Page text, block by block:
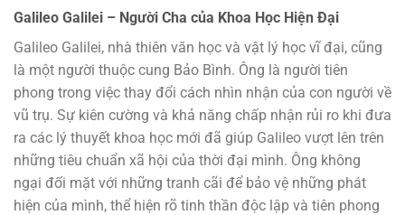
Galileo Galilei – Người Cha của Khoa Học Hiện Đại
Galileo Galilei, nhà thiên văn học và vật lý học vĩ đại, cũng
là một người thuộc cung Bảo Bình. Ông là người tiên
phong trong việc thay đổi cách nhìn nhận của con người về
vũ trụ. Sự kiên cường và khả năng chấp nhận rủi ro khi đưa
ra các lý thuyết khoa học mới đã giúp Galileo vượt lên trên
những tiêu chuẩn xã hội của thời đại mình. Ông không
ngại đối mặt với những tranh cãi để bảo vệ những phát
hiện của mình, thể hiện rõ tinh thần độc lập và tiên phong